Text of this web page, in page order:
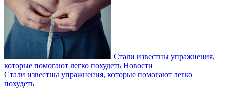
Стали известны упражнения,
которые помогают легко похудеть Новости
Стали известны упражнения, которые помогают легко
похудеть